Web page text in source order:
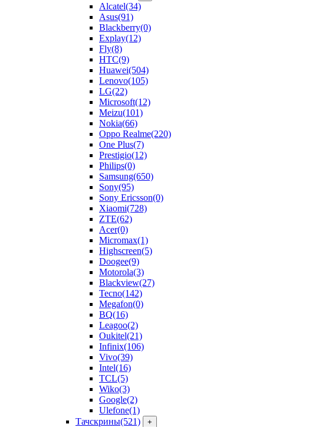
Alcatel(34)
Asus(91)
Blackberry(0)
Explay(12)
Fly(8)
HTC(9)
Huawei(504)
Lenovo(105)
LG(22)
Microsoft(12)
Meizu(101)
Nokia(66)
Oppo Realme(220)
One Plus(7)
Prestigio(12)
Philips(0)
Samsung(650)
Sony(95)
Sony Ericsson(0)
Xiaomi(728)
ZTE(62)
Acer(0)
Micromax(1)
Highscreen(5)
Doogee(9)
Motorola(3)
Blackview(27)
Tecno(142)
Megafon(0)
BQ(16)
Leagoo(2)
Oukitel(21)
Infinix(106)
Vivo(39)
Intel(16)
TCL(5)
Wiko(3)
Google(2)
Ulefone(1)
Тачскрины(521) +